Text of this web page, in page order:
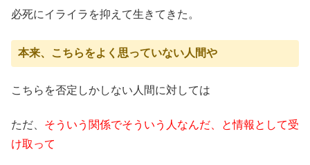
必死にイライラを抑えて生きてきた。
本来、こちらをよく思っていない人間や
こちらを否定しかしない人間に対しては
ただ、 そういう関係でそういう人なんだ、と情報として受
け取って